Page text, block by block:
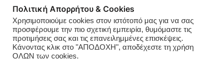
Πολιτική Απορρήτου & Cookies
Χρησιμοποιούμε cookies στον ιστότοπό μας για να σας
προσφέρουμε την πιο σχετική εμπειρία, θυμόμαστε τις
προτιμήσεις σας και τις επανειλημμένες επισκέψεις.
Κάνοντας κλικ στο "ΑΠΟΔΟΧΗ", αποδέχεστε τη χρήση
ΟΛΩΝ των cookies.